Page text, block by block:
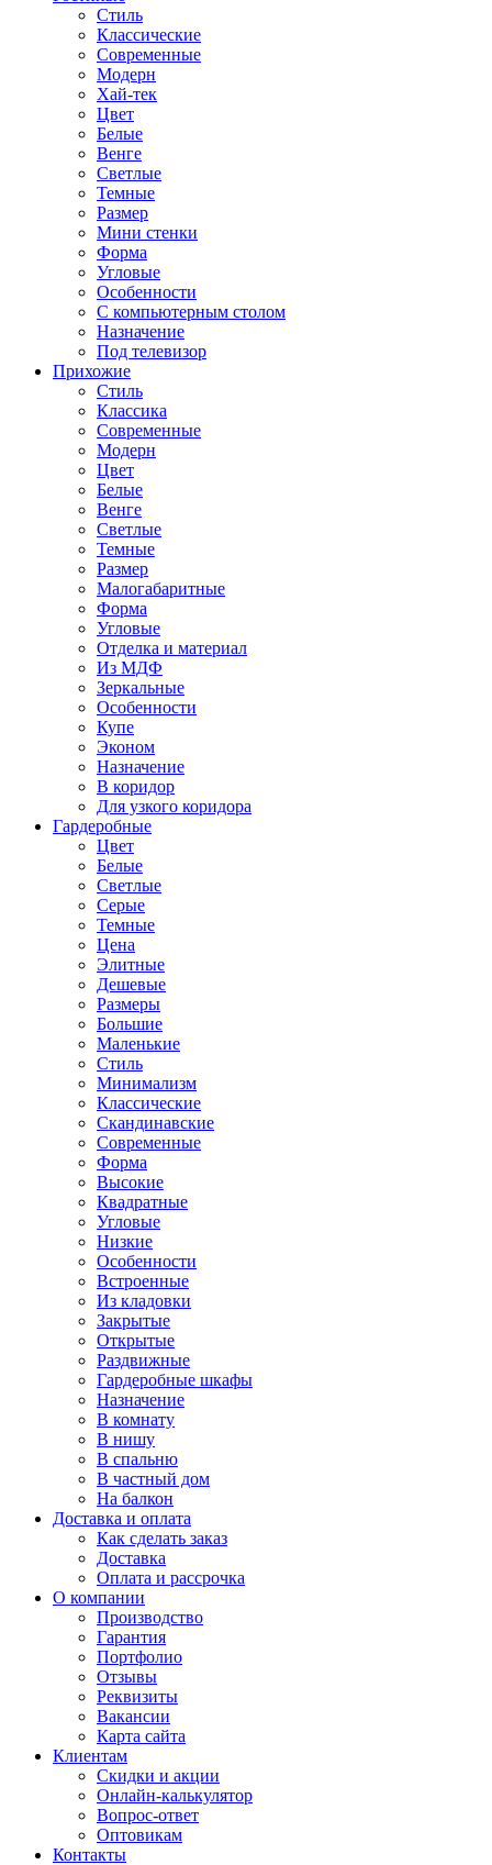
Стиль
Классические
Современные
Модерн
Хай-тек
Цвет
Белые
Венге
Светлые
Темные
Размер
Мини стенки
Форма
Угловые
Особенности
С компьютерным столом
Назначение
Под телевизор
Прихожие
Стиль
Классика
Современные
Модерн
Цвет
Белые
Венге
Светлые
Темные
Размер
Малогабаритные
Форма
Угловые
Отделка и материал
Из МДФ
Зеркальные
Особенности
Купе
Эконом
Назначение
В коридор
Для узкого коридора
Гардеробные
Цвет
Белые
Светлые
Серые
Темные
Цена
Элитные
Дешевые
Размеры
Большие
Маленькие
Стиль
Минимализм
Классические
Скандинавские
Современные
Форма
Высокие
Квадратные
Угловые
Низкие
Особенности
Встроенные
Из кладовки
Закрытые
Открытые
Раздвижные
Гардеробные шкафы
Назначение
В комнату
В нишу
В спальню
В частный дом
На балкон
Доставка и оплата
Как сделать заказ
Доставка
Оплата и рассрочка
О компании
Производство
Гарантия
Портфолио
Отзывы
Реквизиты
Вакансии
Карта сайта
Клиентам
Скидки и акции
Онлайн-калькулятор
Вопрос-ответ
Оптовикам
Контакты